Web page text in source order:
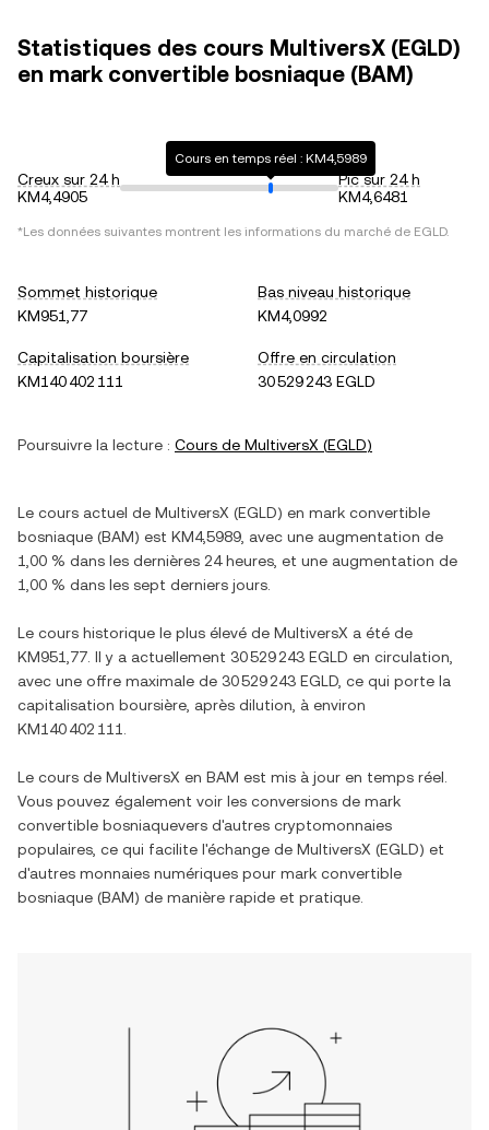
Statistiques des cours MultiversX (EGLD)
en mark convertible bosniaque (BAM)
Creux sur 24 h
KM4,4905
Cours en temps réel : KM4,5989
Pic sur 24 h
KM4,6481
*Les données suivantes montrent les informations du marché de EGLD.
Sommet historique
KM951,77
Bas niveau historique
KM4,0992
Capitalisation boursière
KM140 402 111
Offre en circulation
30 529 243 EGLD
Poursuivre la lecture : Cours de MultiversX (EGLD)
Le cours actuel de MultiversX (EGLD) en mark convertible
bosniaque (BAM) est KM4,5989 , avec une augmentation de
1,00 % dans les dernières 24 heures, et une augmentation de
1,00 % dans les sept derniers jours.
Le cours historique le plus élevé de MultiversX a été de
KM951,77 . Il y a actuellement 30 529 243 EGLD en circulation,
avec une offre maximale de 30 529 243 EGLD , ce qui porte la
capitalisation boursière, après dilution, à environ
KM140 402 111
Le cours de MultiversX en BAM est mis à jour en temps réel.
Vous pouvez également voir les conversions de mark
convertible bosniaquevers d'autres cryptomonnaies
populaires, ce qui facilite l'échange de MultiversX (EGLD) et
d'autres monnaies numériques pour mark convertible
bosniaque (BAM) de manière rapide et pratique.